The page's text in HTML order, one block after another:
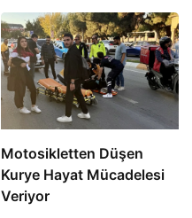
Motosikletten Düşen
Kurye Hayat Mücadelesi
Veriyor